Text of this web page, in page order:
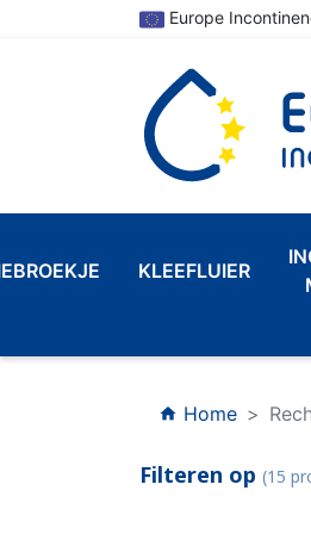
Europe
KLEEFLUIER
home Home
Filteren op (15